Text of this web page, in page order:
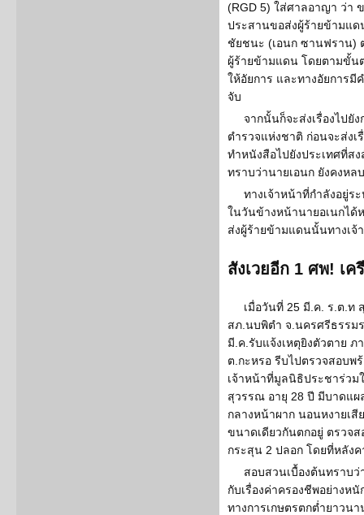
(RGD 5) ใส่ศาลอาญา ว่า
ประสานขอส่งผู้ร้ายข้ามแ
ชัยชนะ (เอนก ซานฟราน
ผู้ร้ายข้ามแดน โดยตามขั้น
ให้อัยการ และทางอัยการ
จับ
จากนั้นก็จะส่งเรื่องไปยั
ตำรวจแห่งชาติ ก่อนจะส่งเ
ทำหนังสือไปยังประเทศที่ส
ทราบว่านายเอนก ยังคงหล
ทางเจ้าหน้าที่กำลังอยู่ร
ในวันข้างหน้านายอเนกไ
ส่งผู้ร้ายข้ามแดนนั้นทางเจ้
สังเวยอีก 1 ศพ! เ
เมื่อวันที่ 25 มี.ค. ร.ต.ท
สภ.นบพิตำ จ.นครศรีธรรม
มี.ค.รับแจ้งเหตุยิงตัวตาย
ต.กะหรอ รีบไปตรวจสอบ
เจ้าหน้าที่มูลนิธิประชาร่ว
สุวรรณ อายุ 28 ปี มีบาดแผ
กลางหน้าผาก นอนหงายเ
ขนาดเดียวกันตกอยู่ ตรวจ
กระสุน 2 ปลอก โดยที่หลัง
สอบสวนเบื้องต้นทราบว่
กับเรื่องค่าครองชีพอย่างห
ทางการเกษตรตกต่ำยาวน